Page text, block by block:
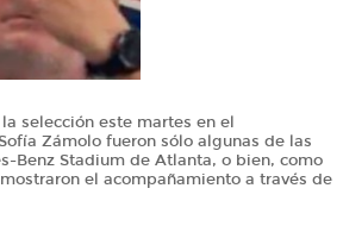
selección este martes en el
Zámolo fueron sólo algunas de las
Benz Stadium de Atlanta, o bien, como
el acompañamiento a través de